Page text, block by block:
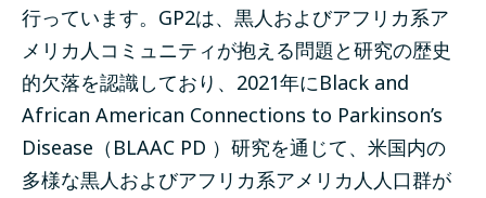
行っています。GP2は、黒人およびアフリカ系ア
メリカ人コミュニティが抱える問題と研究の歴史
的欠落を認識しており、2021年にBlack and
African American Connections to Parkinson’s
Disease（BLAAC PD ）研究を通じて、米国内の
多様な黒人およびアフリカ系アメリカ人人口群が